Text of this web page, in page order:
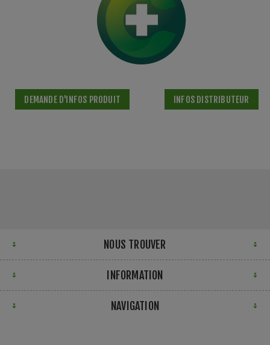
DEMANDE D'INFOS PRODUIT INFOS DISTRIBUTEUR
NOUS TROUVER
INFORMATION
NAVIGATION